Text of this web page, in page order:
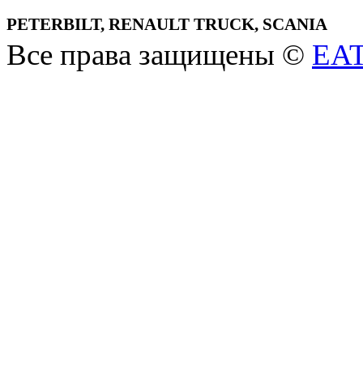
PETERBILT, RENAULT TRUCK, SCANIA
Все права защищены ©